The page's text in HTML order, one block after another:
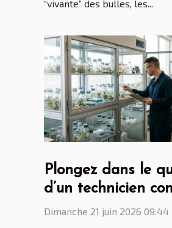
“vivante” des bulles, les...
Plongez dans le
d’un technicien
l’armoire
Dimanche 21 juin 2026 09:44